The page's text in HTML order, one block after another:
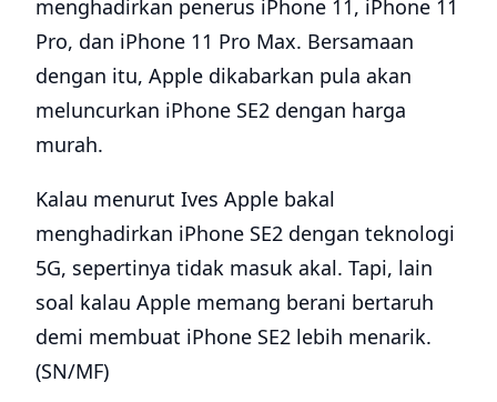
menghadirkan penerus iPhone 11, iPhone 11
Pro, dan iPhone 11 Pro Max. Bersamaan
dengan itu, Apple dikabarkan pula akan
meluncurkan iPhone SE2 dengan harga
murah.
Kalau menurut Ives Apple bakal
menghadirkan iPhone SE2 dengan teknologi
5G, sepertinya tidak masuk akal. Tapi, lain
soal kalau Apple memang berani bertaruh
demi membuat iPhone SE2 lebih menarik.
(SN/MF)